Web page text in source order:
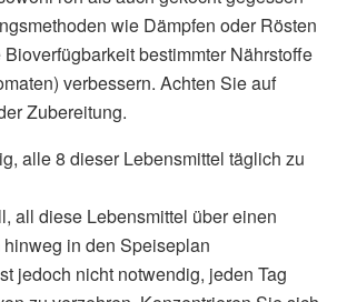
wie Dämpfen oder Rösten
bestimmter Nährstoffe
verbessern. Achten Sie auf
Zubereitung.
alle 8 dieser Lebensmittel täglich zu
all diese Lebensmittel über einen
in den Speiseplan
jedoch nicht notwendig, jeden Tag